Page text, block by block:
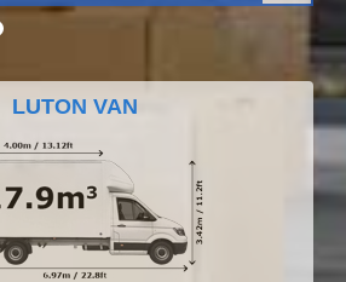
LUTON VAN